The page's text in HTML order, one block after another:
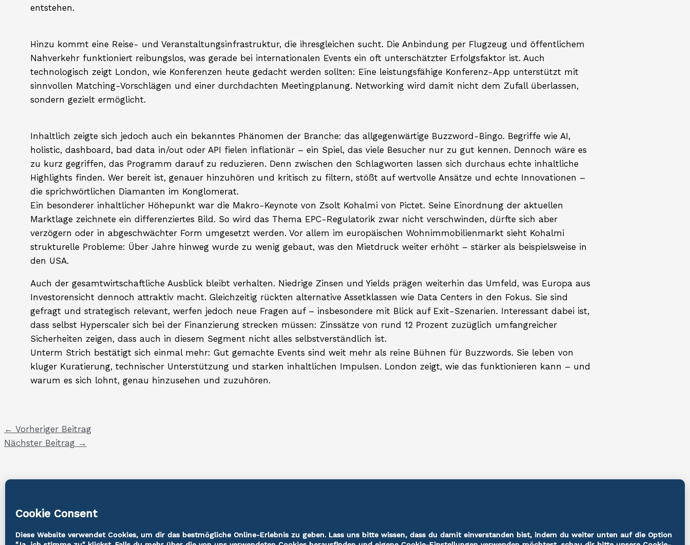
entstehen.
Hinzu kommt eine Reise- und Veranstaltungsinfrastruktur, die ihresgleichen sucht. Die Anbindung per Flugzeug und öffentlichem
Nahverkehr funktioniert reibungslos, was gerade bei internationalen Events ein oft unterschätzter Erfolgsfaktor ist. Auch
technologisch zeigt London, wie Konferenzen heute gedacht werden sollten: Eine leistungsfähige Konferenz-App unterstützt mit
sinnvollen Matching-Vorschlägen und einer durchdachten Meetingplanung. Networking wird damit nicht dem Zufall überlassen,
sondern gezielt ermöglicht.
Inhaltlich zeigte sich jedoch auch ein bekanntes Phänomen der Branche: das allgegenwärtige Buzzword-Bingo. Begriffe wie AI,
holistic, dashboard, bad data in/out oder API fielen inflationär – ein Spiel, das viele Besucher nur zu gut kennen. Dennoch wäre es
zu kurz gegriffen, das Programm darauf zu reduzieren. Denn zwischen den Schlagworten lassen sich durchaus echte inhaltliche
Highlights finden. Wer bereit ist, genauer hinzuhören und kritisch zu filtern, stößt auf wertvolle Ansätze und echte Innovationen –
die sprichwörtlichen Diamanten im Konglomerat.
Ein besonderer inhaltlicher Höhepunkt war die Makro-Keynote von Zsolt Kohalmi von Pictet. Seine Einordnung der aktuellen
Marktlage zeichnete ein differenziertes Bild. So wird das Thema EPC-Regulatorik zwar nicht verschwinden, dürfte sich aber
verzögern oder in abgeschwächter Form umgesetzt werden. Vor allem im europäischen Wohnimmobilienmarkt sieht Kohalmi
strukturelle Probleme: Über Jahre hinweg wurde zu wenig gebaut, was den Mietdruck weiter erhöht – stärker als beispielsweise in
den USA.
Auch der gesamtwirtschaftliche Ausblick bleibt verhalten. Niedrige Zinsen und Yields prägen weiterhin das Umfeld, was Europa aus
Investorensicht dennoch attraktiv macht. Gleichzeitig rückten alternative Assetklassen wie Data Centers in den Fokus. Sie sind
gefragt und strategisch relevant, werfen jedoch neue Fragen auf – insbesondere mit Blick auf Exit-Szenarien. Interessant dabei ist,
dass selbst Hyperscaler sich bei der Finanzierung strecken müssen: Zinssätze von rund 12 Prozent zuzüglich umfangreicher
Sicherheiten zeigen, dass auch in diesem Segment nicht alles selbstverständlich ist.
Unterm Strich bestätigt sich einmal mehr: Gut gemachte Events sind weit mehr als reine Bühnen für Buzzwords. Sie leben von
kluger Kuratierung, technischer Unterstützung und starken inhaltlichen Impulsen. London zeigt, wie das funktionieren kann – und
warum es sich lohnt, genau hinzusehen und zuzuhören.
← Vorheriger Beitrag
Nächster Beitrag →
Cookie-Richtlinie